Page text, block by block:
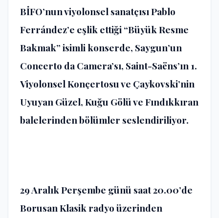
BİFO’nun viyolonsel sanatçısı Pablo
Ferrández’e eşlik ettiği “Büyük Resme
Bakmak” isimli konserde, Saygun’un
Concerto da Camera’sı, Saint-Saëns’ın 1.
Viyolonsel Konçertosu ve Çaykovski’nin
Uyuyan Güzel, Kuğu Gölü ve Fındıkkıran
balelerinden bölümler seslendiriliyor.
29 Aralık Perşembe günü saat 20.00’de
Borusan Klasik radyo üzerinden